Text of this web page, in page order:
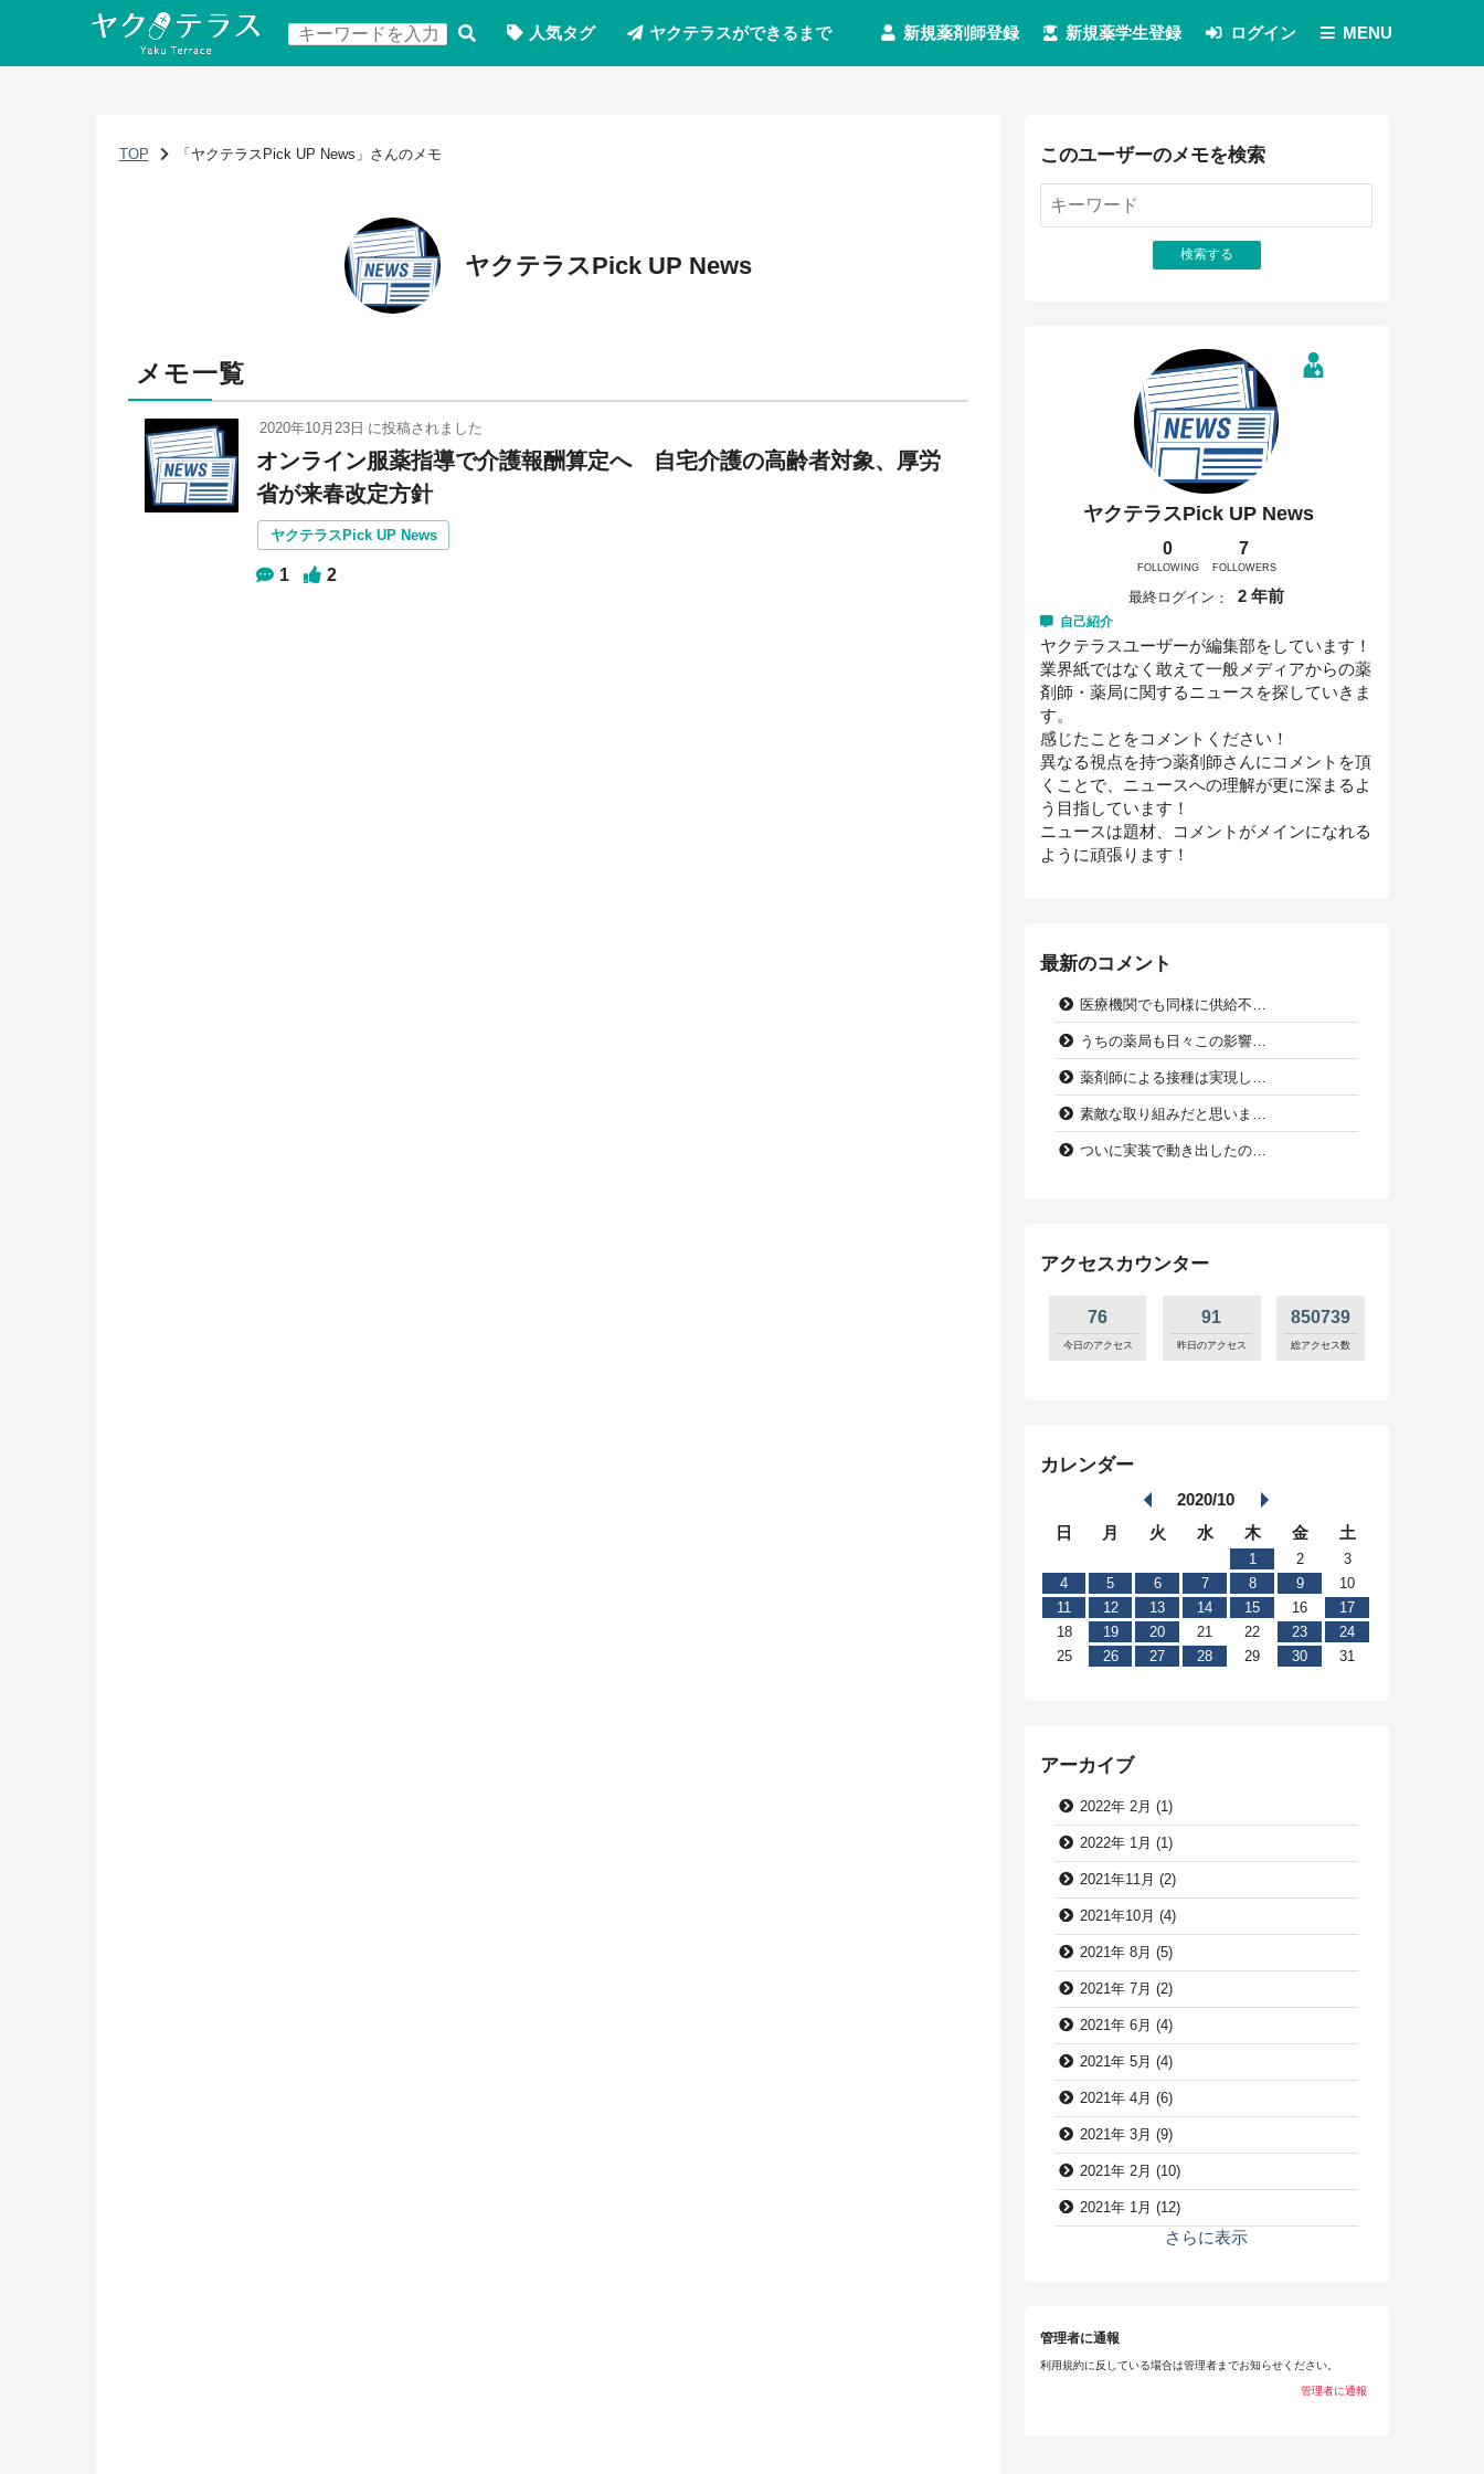
人気タグ ヤクテラスができるまで 新規薬剤師登録 新規薬学生登録 ログイン MENU
TOP 「ヤクテラスPick UP News」さんのメモ
ヤクテラスPick UP News
メモ一覧
2020年10月23日 に投稿されました
オンライン服薬指導で介護報酬算定へ 自宅介護の高齢者対象、厚労
省が来春改定方針
ヤクテラスPick UP News
1 2
このユーザーのメモを検索
検索する
ヤクテラスPick UP News
0
FOLLOWING
7
FOLLOWERS
最終ログイン 2 年前
自己紹介
ヤクテラスユーザーが編集部をしています！
業界紙ではなく敢えて一般メディアからの薬
剤師・薬局に関するニュースを探していきま
す。
感じたことをコメントください！
異なる視点を持つ薬剤師さんにコメントを頂
くことで、ニュースへの理解が更に深まるよ
う目指しています！
ニュースは題材、コメントがメインになれる
ように頑張ります！
最新のコメント
医療機関でも同様に供給不…
うちの薬局も日々この影響…
薬剤師による接種は実現し…
素敵な取り組みだと思いま…
ついに実装で動き出したの…
アクセスカウンター
76
今日のアクセス
91
昨日のアクセス
850739
総アクセス数
カレンダー
2020/10
日
月 火 水 木 金 土
1 2
3
4
5 6 7 8 9
10
11
12 13 14 15 16
17
18
19 20 21 22 23
24
25
26 27 28 29 30 31
アーカイブ
2022年 2月 (1)
2022年 1月 (1)
2021年11月 (2)
2021年10月 (4)
2021年 8月 (5)
2021年 7月 (2)
2021年 6月 (4)
2021年 5月 (4)
2021年 4月 (6)
2021年 3月 (9)
2021年 2月 (10)
2021年 1月 (12)
さらに表示
管理者に通報
利用規約に反している場合は管理者までお知らせください。
管理者に通報